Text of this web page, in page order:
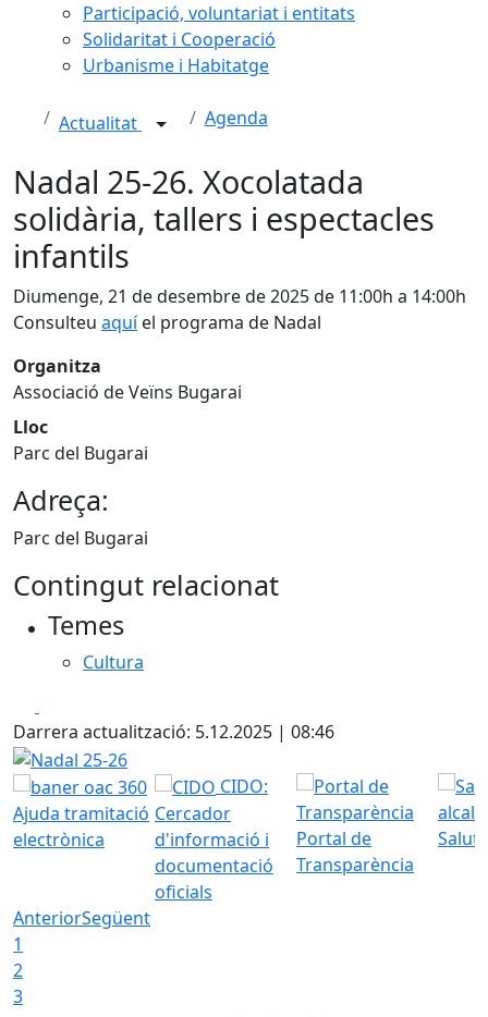
Participació, voluntariat i entitats
Solidaritat i Cooperació
Urbanisme i Habitatge
Actualitat Agenda
Nadal 25-26. Xocolatada
solidària, tallers i espectacles
infantils
Diumenge, 21 de desembre de 2025 de 11:00h a 14:00h
Consulteu aquíel programa de Nadal
Organitza
Associació de Veïns Bugarai
Lloc
Parc del Bugarai
Adreça:
Parc del Bugarai
Contingut relacionat
Temes
Cultura
Darrera actualització: 5.12.2025 | 08:46
Nadal 25-26
Ajuda tramitació
electrònica
CIDO:
Cercador
d'informació i
documentació
oficials
Portal de
Transparència
AnteriorSegüent
1
2
3